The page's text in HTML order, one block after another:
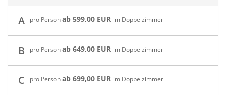
A pro Personab 599,00 EUR im Doppelzimmer
B pro Personab 649,00 EUR im Doppelzimmer
C pro Personab 699,00 EUR im Doppelzimmer